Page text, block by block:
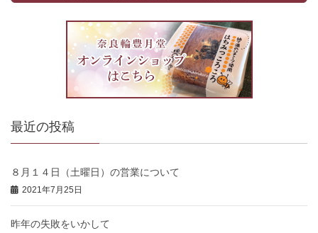
最近の投稿
８月１４日（土曜日）の営業について
2021年7月25日
昨年の失敗をいかして